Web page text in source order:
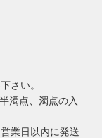
さい。
濁点、濁点の入
業日以内に発送